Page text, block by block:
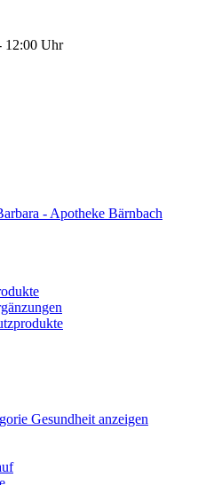
12:00 Uhr
Gesundheit anzeigen